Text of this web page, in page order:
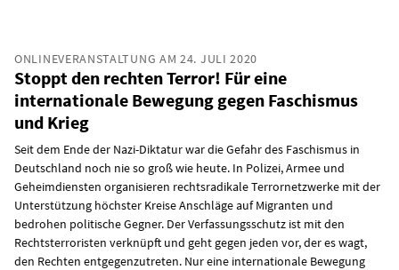
ONLINEVERANSTALTUNG AM 24. JULI 2020
Stoppt den rechten Terror! Für eine
internationale Bewegung gegen Faschismus
und Krieg
Seit dem Ende der Nazi-Diktatur war die Gefahr des Faschismus in
Deutschland noch nie so groß wie heute. In Polizei, Armee und
Geheimdiensten organisieren rechtsradikale Terrornetzwerke mit der
Unterstützung höchster Kreise Anschläge auf Migranten und
bedrohen politische Gegner. Der Verfassungsschutz ist mit den
Rechtsterroristen verknüpft und geht gegen jeden vor, der es wagt,
den Rechten entgegenzutreten. Nur eine internationale Bewegung